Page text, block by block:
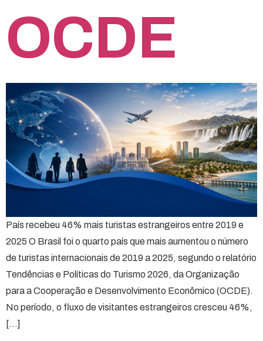
OCDE
País recebeu 46% mais turistas estrangeiros entre 2019 e
2025 O Brasil foi o quarto país que mais aumentou o número
de turistas internacionais de 2019 a 2025, segundo o relatório
Tendências e Políticas do Turismo 2026, da Organização
para a Cooperação e Desenvolvimento Econômico (OCDE).
No período, o fluxo de visitantes estrangeiros cresceu 46%,
[…]